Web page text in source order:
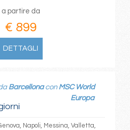
a partire da
€ 899
DETTAGLI
Barcellonacon MSC World
Europa
Napoli, Messina, Valletta,